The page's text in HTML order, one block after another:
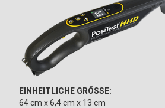
EINHEITLICHE GRÖSSE:
64 cm x 6,4 cm x 13 cm